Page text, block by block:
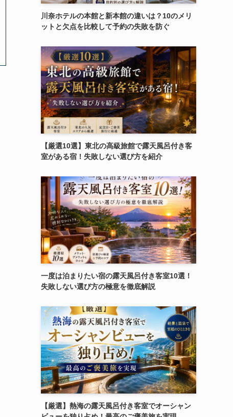
川奈ホテルの本館と新本館の違いは？10のメリ
ットと欠点を比較して予約の失敗を防ぐ
【厳選10選】東北の高級旅館で露天風呂付き客
室がある宿！失敗しない選び方を紹介
一度は泊まりたい宿の露天風呂付き客室10選！
失敗しない選び方の極意を徹底解説
【厳選】熱海の露天風呂付き客室でオーシャン